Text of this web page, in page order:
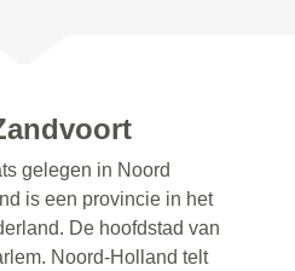
gelegen in Noord
is een provincie in het
De hoofdstad van
Noord-Holland telt